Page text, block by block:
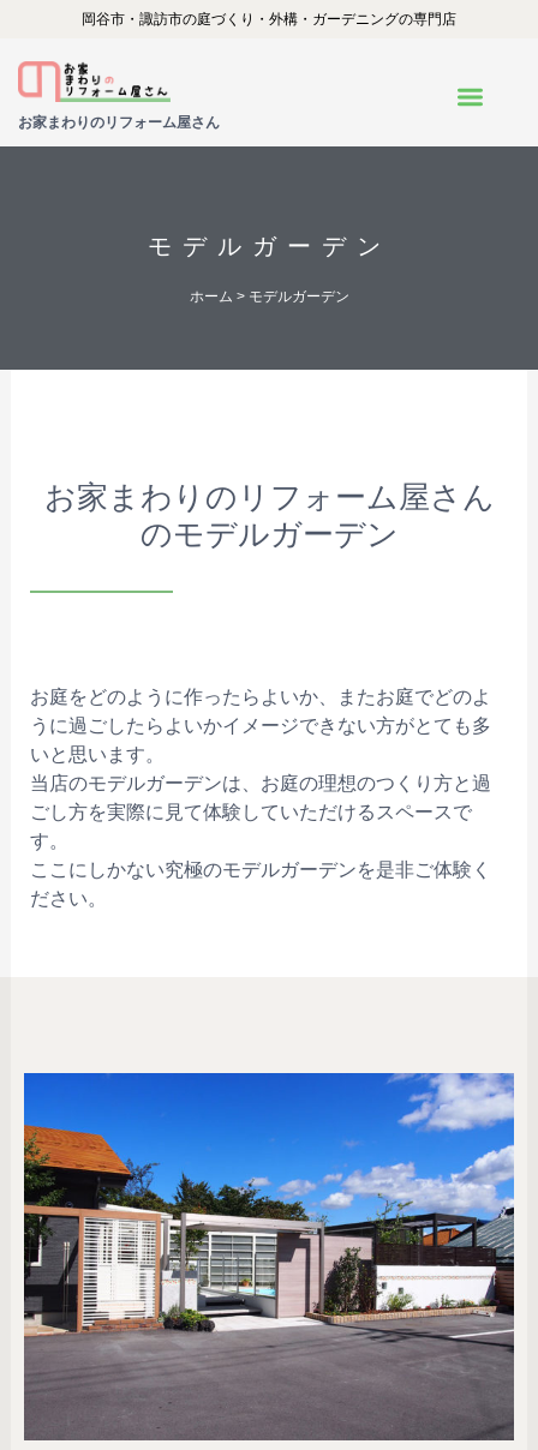
岡谷市・諏訪市の庭づくり・外構・ガーデニングの専門店
お家まわりのリフォーム屋さん
モデルガーデン
ホーム > モデルガーデン
お家まわりのリフォーム屋さん
のモデルガーデン
お庭をどのように作ったらよいか、またお庭でどのよ
うに過ごしたらよいかイメージできない方がとても多
いと思います。
当店のモデルガーデンは、お庭の理想のつくり方と過
ごし方を実際に見て体験していただけるスペースで
す。
ここにしかない究極のモデルガーデンを是非ご体験く
ださい。